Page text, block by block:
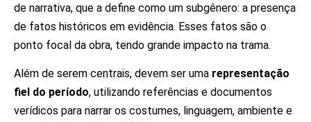
de narrativa, que a define como um subgênero: a presença
de fatos históricos em evidência. Esses fatos são o
ponto focal da obra, tendo grande impacto na trama.
Além de serem centrais, devem ser uma representação
fiel do período, utilizando referências e documentos
verídicos para narrar os costumes, linguagem, ambiente e